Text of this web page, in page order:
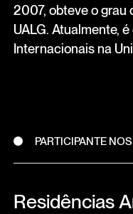
2007, obteve o grau
UALG. Atualmente,
Internacionais na
PARTICIPANTE
Residências